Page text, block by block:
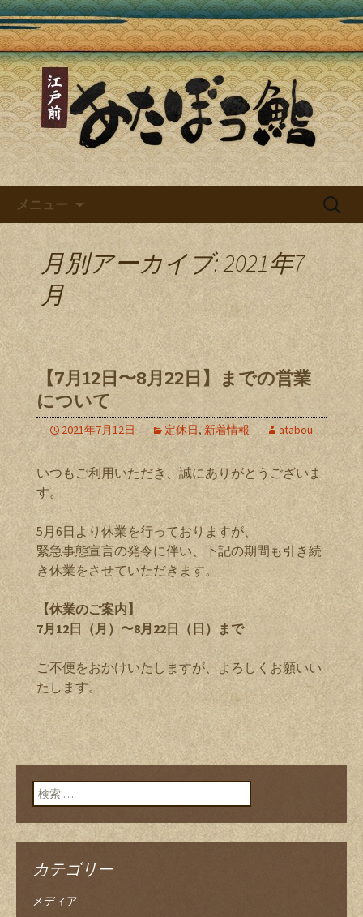
あたぼう鮨ブログ～四谷三丁目
で味わえる本格江戸前寿司～
あたぼう鮨ブログ
メニュー
検
月別アーカイブ: 2021年7
月
【7月12日〜8月22日】までの営業
について
2021年7月12日 定休日, 新着情報 atabou
いつもご利用いただき、誠にありがとうございま
す。
5月6日より休業を行っておりますが、
緊急事態宣言の発令に伴い、下記の期間も引き続
き休業をさせていただきます。
【休業のご案内】
7月12日（月）〜8月22日（日）まで
ご不便をおかけいたしますが、よろしくお願いい
たします。
検索:
カテゴリー
メディア